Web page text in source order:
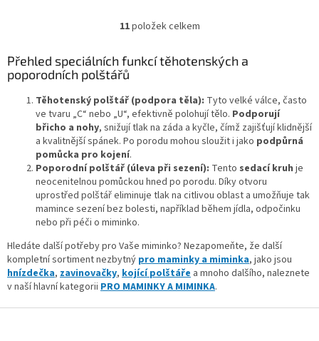
jemných béžových větviček je
O
l
a
c
í
p
v
k
y
v
i
s
u
11položek celkem
Přehled speciálních funkcí těhotenských a
poporodních polštářů
Těhotenský polštář (podpora těla): Tyto velké válce, často
ve tvaru „C“ nebo „U“, efektivně polohují tělo. Podporují
břicho a nohy, snižují tlak na záda a kyčle, čímž zajišťují klidnější
a kvalitnější spánek. Po porodu mohou sloužit i jako podpůrná
pomůcka pro kojení.
Poporodní polštář (úleva při sezení): Tento sedací kruh je
neocenitelnou pomůckou hned po porodu. Díky otvoru
uprostřed polštář eliminuje tlak na citlivou oblast a umožňuje tak
mamince sezení bez bolesti, například během jídla, odpočinku
nebo při péči o miminko.
Hledáte další potřeby pro Vaše miminko? Nezapomeňte, že další
kompletní sortiment nezbytný pro maminky a miminka, jako jsou
hnízdečka, zavinovačky, kojící polštáře a mnoho dalšího, naleznete
v naší hlavní kategorii PRO MAMINKY A MIMINKA.